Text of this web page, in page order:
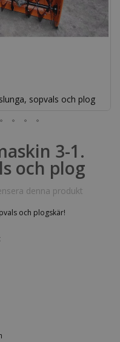
sopvals och plog
3-1.
och plog
denna produkt
och plogskär!